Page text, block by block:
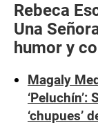
Rebeca
Una
humor y
Magaly
‘chupues’